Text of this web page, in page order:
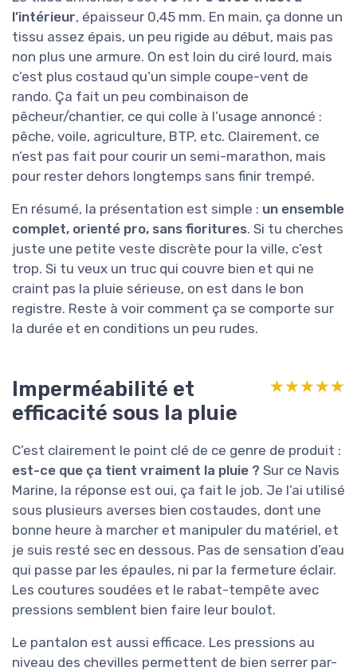
l’intérieur, épaisseur 0,45 mm. En main, ça donne un
tissu assez épais, un peu rigide au début, mais pas
non plus une armure. On est loin du ciré lourd, mais
c’est plus costaud qu’un simple coupe-vent de
rando. Ça fait un peu combinaison de
pêcheur/chantier, ce qui colle à l’usage annoncé :
pêche, voile, agriculture, BTP, etc. Clairement, ce
n’est pas fait pour courir un semi-marathon, mais
pour rester dehors longtemps sans finir trempé.
En résumé, la présentation est simple : un ensemble
complet, orienté pro, sans fioritures. Si tu cherches
juste une petite veste discrète pour la ville, c’est
trop. Si tu veux un truc qui couvre bien et qui ne
craint pas la pluie sérieuse, on est dans le bon
registre. Reste à voir comment ça se comporte sur
la durée et en conditions un peu rudes.
Imperméabilité et
efficacité sous la pluie
★★★★★
★★★★★
C’est clairement le point clé de ce genre de produit :
est-ce que ça tient vraiment la pluie ? Sur ce Navis
Marine, la réponse est oui, ça fait le job. Je l’ai utilisé
sous plusieurs averses bien costaudes, dont une
bonne heure à marcher et manipuler du matériel, et
je suis resté sec en dessous. Pas de sensation d’eau
qui passe par les épaules, ni par la fermeture éclair.
Les coutures soudées et le rabat-tempête avec
pressions semblent bien faire leur boulot.
Le pantalon est aussi efficace. Les pressions au
niveau des chevilles permettent de bien serrer par-